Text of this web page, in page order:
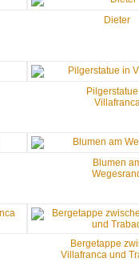
Dieter
Villafranca
Blumen
Bergetappe
Villafranca und